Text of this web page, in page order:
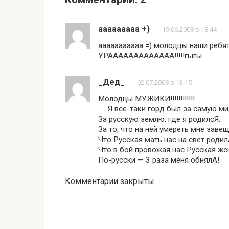
ааааааааа +) 19.06.2008 в 18:44
ааааааааааа =) молодцы наши
УРААААААААААААА!!!!!гыгы
_Дед_ 02.07.2008 в 13:15
Молодцы МУЖИКИ!!!!!!!!!!!!
….. Я все-таки горд был за самую
За русскую землю, где я родилсЯ.
За то, что на ней умереть мне
Что Русская мать нас на свет
Что в бой провожая нас Русская
По-русски — 3 раза меня обнялА!
Комментарии закрыты.